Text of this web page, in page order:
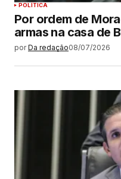
POLÍTICA
Por ordem de
armas na casa de
por Da redação08/07/2026